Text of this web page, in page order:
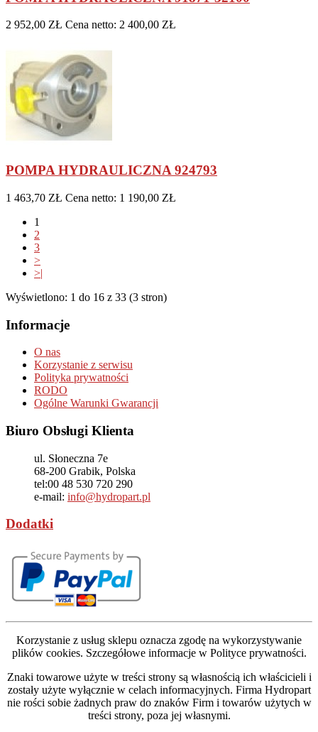
2 952,00 ZŁ Cena netto: 2 400,00 ZŁ
POMPA HYDRAULICZNA 924793
1 463,70 ZŁ Cena netto: 1 190,00 ZŁ
1
2
3
>
>|
Wyświetlono: 1 do 16 z 33 (3 stron)
Informacje
O nas
Korzystanie z serwisu
Polityka prywatności
RODO
Ogólne Warunki Gwarancji
Biuro Obsługi Klienta
ul. Słoneczna 7e
68-200 Grabik, Polska
tel:00 48 530 720 290
e-mail: info@hydropart.pl
Dodatki
Korzystanie z usług sklepu oznacza zgodę na wykorzystywanie
plików cookies. Szczegółowe informacje w Polityce prywatności.
Znaki towarowe użyte w treści strony są własnością ich właścicieli i
zostały użyte wyłącznie w celach informacyjnych. Firma Hydropart
nie rości sobie żadnych praw do znaków Firm i towarów użytych w
treści strony, poza jej własnymi.